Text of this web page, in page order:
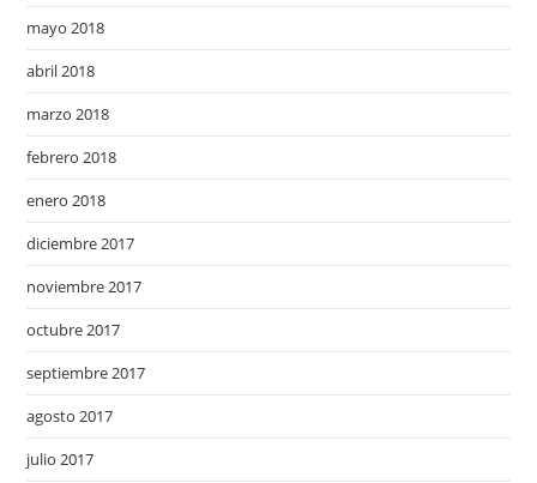
mayo 2018
abril 2018
marzo 2018
febrero 2018
enero 2018
diciembre 2017
noviembre 2017
octubre 2017
septiembre 2017
agosto 2017
julio 2017